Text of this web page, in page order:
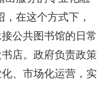
在这个方式下，
公共图书馆的日常
店。政府负责政策
、市场化运营，实